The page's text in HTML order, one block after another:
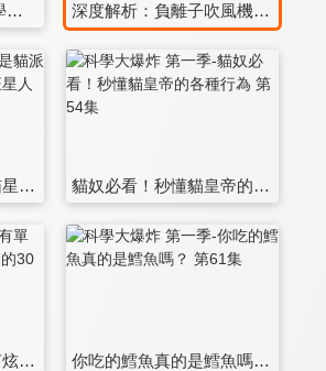
3C痠民注意！瑜珈科學解救你 第47集 深度解析：負離子吹風機是科學?還是迷思? 第48集
你是貓派還是狗派？喵星人 v.s. 汪星人的科學論壇 第53集 貓奴必看！秒懂貓皇帝的各種行為 第54集
沒有單位，鄉民該如何炫耀他們的30公分！ 第60集 你吃的鱈魚真的是鱈魚嗎？ 第61集